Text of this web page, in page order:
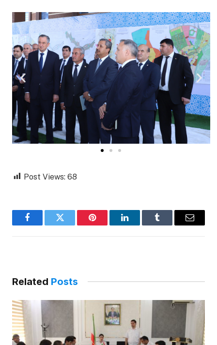
Post Views: 68
FacebookTwitter Pinterest LinkedInTumblr Email
Related Posts